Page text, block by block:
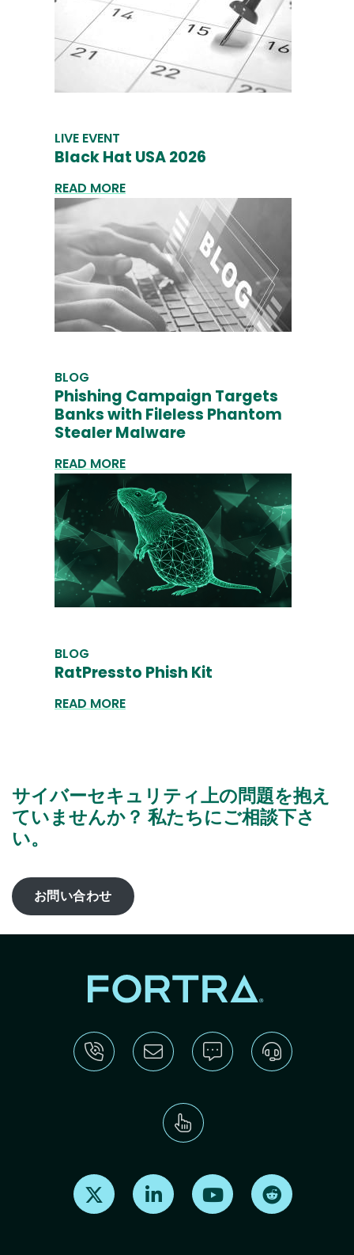
LIVE EVENT
Black Hat USA 2026
READ MORE
BLOG
Phishing Campaign Targets
Banks with Fileless Phantom
Stealer Malware
READ MORE
BLOG
RatPressto Phish Kit
READ MORE
サイバーセキュリティ上の問題を抱え
ていませんか？ 私たちにご相談下さ
い。
お問い合わせ
Find us on X Find us on LinkedInFind us on Youtube